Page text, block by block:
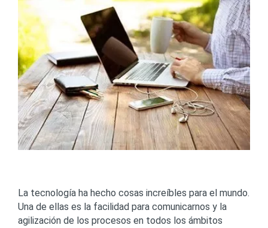
La tecnología ha hecho cosas increíbles para el mundo.
Una de ellas es la facilidad para comunicarnos y la
agilización de los procesos en todos los ámbitos